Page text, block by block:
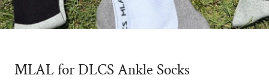
MLAL for DLCS Ankle Socks